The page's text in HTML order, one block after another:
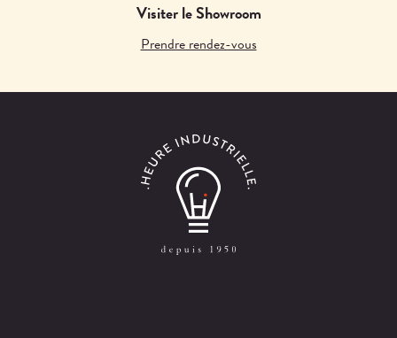
Visiter le Showroom
Prendre rendez-vous